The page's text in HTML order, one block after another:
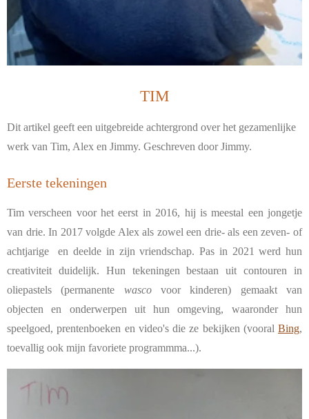
TIM
Dit artikel geeft een uitgebreide achtergrond over het gezamenlijke
werk van Tim, Alex en Jimmy. Geschreven door Jimmy.
Eerste tekeningen
Tim verscheen voor het eerst in 2016, hij is meestal een jongetje
van drie. In 2017 volgde Alex als zowel een drie- als een zeven- of
achtjarige en deelde in zijn vriendschap. Pas in 2021 werd hun
creativiteit duidelijk. Hun tekeningen bestaan uit contouren in
oliepastels (permanente wascovoor kinderen) gemaakt van
objecten en onderwerpen uit hun omgeving, waaronder hun
speelgoed, prentenboeken en video's die ze bekijken (vooral Bing,
toevallig ook mijn favoriete programmma...).